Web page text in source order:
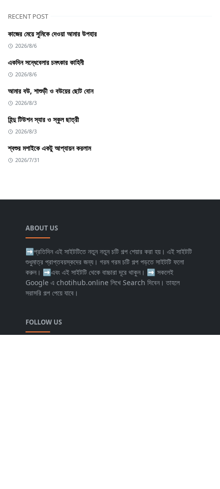
RECENT POST
কাজের মেয়ে সুমিকে দেওয়া আমার উপহার
2026/8/6
একদিন সন্ধেবেলার চমৎকার কাহিনী
2026/8/6
আমার বউ, শাশুড়ী ও বউয়ের ছোট বোন
2026/8/3
হিন্দু টিউশন স্যার ও স্কুল ছাত্রী
2026/8/3
শ্বশুর মশাইকে একটু আপ্যায়ন করলাম
2026/7/31
ABOUT US
➡প্রতিদিন এই সাইটটিতে নতুন নতুন চটি গল্প শেয়ার করা হয়। এই সাইটটি
শুধুমাত্র প্রাপ্তবয়স্কদের জন্য। গরম গরম চটি গল্প পড়তে সাইটটি ফলো
করুন। ➡এবং এই সাইটটি থেকে বাচ্চারা দূরে থাকুন। ➡️ সকলেই
Google এ chotihub.online লিখে Search দিবেন। তাহলে
সরাসরি গল্প পেয়ে যাবে।
FOLLOW US